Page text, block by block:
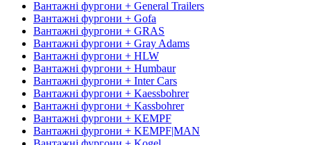
Вантажні фургони + General Trailers
Вантажні фургони + Gofa
Вантажні фургони + GRAS
Вантажні фургони + Gray Adams
Вантажні фургони + HLW
Вантажні фургони + Humbaur
Вантажні фургони + Inter Cars
Вантажні фургони + Kaessbohrer
Вантажні фургони + Kassbohrer
Вантажні фургони + KEMPF
Вантажні фургони + KEMPF|MAN